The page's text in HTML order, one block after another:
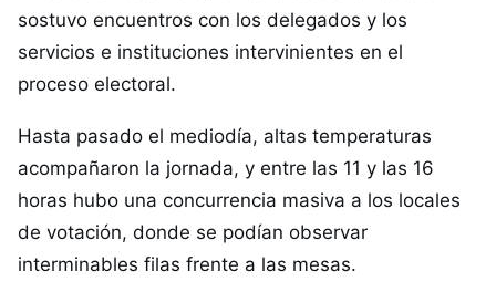
sostuvo encuentros con los delegados y los
servicios e instituciones intervinientes en el
proceso electoral.
Hasta pasado el mediodía, altas temperaturas
acompañaron la jornada, y entre las 11 y las 16
horas hubo una concurrencia masiva a los locales
de votación, donde se podían observar
interminables filas frente a las mesas.